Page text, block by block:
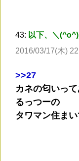
43: 以下、＼
2016/03/17(木)
>>27
カネの匂いっ
るっつーの
タワマン住ま